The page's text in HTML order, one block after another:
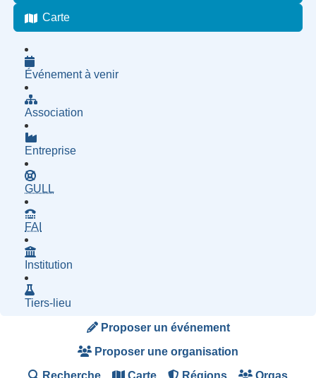
Carte
Événement à venir
Association
Entreprise
GULL
FAI
Institution
Tiers-lieu
Proposer un événement
Proposer une organisation
Recherche Carte Régions Orgas